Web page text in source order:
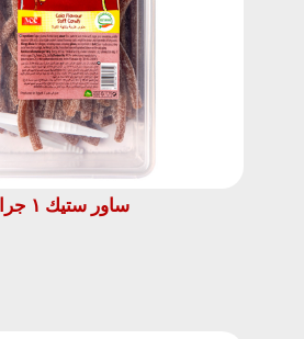
ساور ستيك ١ جرام